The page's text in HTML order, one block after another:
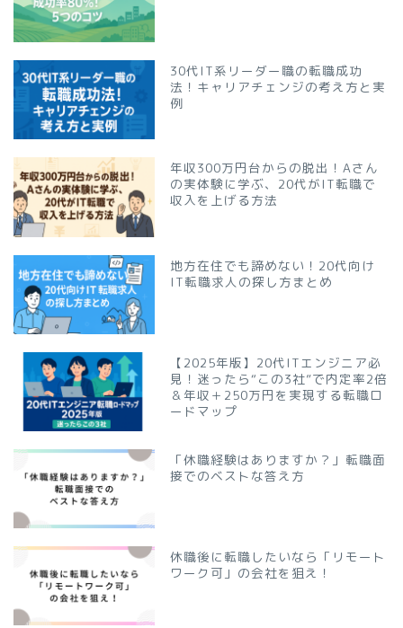
30代IT系リーダー職の転職成功
法！キャリアチェンジの考え方と実
例
年収300万円台からの脱出！Aさん
の実体験に学ぶ、20代がIT転職で
収入を上げる方法
地方在住でも諦めない！20代向け
IT転職求人の探し方まとめ
【2025年版】20代ITエンジニア必
見！迷ったら“この3社”で内定率2倍
＆年収＋250万円を実現する転職ロ
ードマップ
「休職経験はありますか？」転職面
接でのベストな答え方
休職後に転職したいなら「リモート
ワーク可」の会社を狙え！